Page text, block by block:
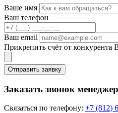
Ваше имя
Ваш телефон
Ваш email
Прикрепить счёт от конкурента
Отправить заявку
Заказать звонок
Связаться по телефону: +7 (812)